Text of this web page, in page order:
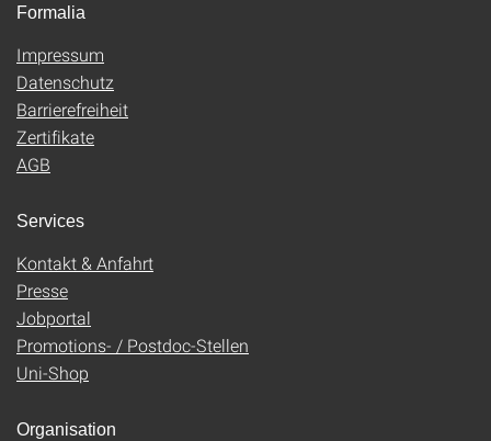
Formalia
Impressum
Datenschutz
Barrierefreiheit
Zertifikate
AGB
Services
Kontakt & Anfahrt
Presse
Jobportal
Promotions- / Postdoc-Stellen
Uni-Shop
Organisation